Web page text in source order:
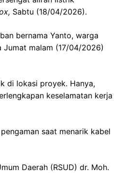
Sabtu (18/04/2026).
bernama Yanto, warga
Jumat malam (17/04/2026)
di lokasi proyek. Hanya,
keselamatan kerja
saat menarik kabel
Daerah (RSUD) dr. Moh.